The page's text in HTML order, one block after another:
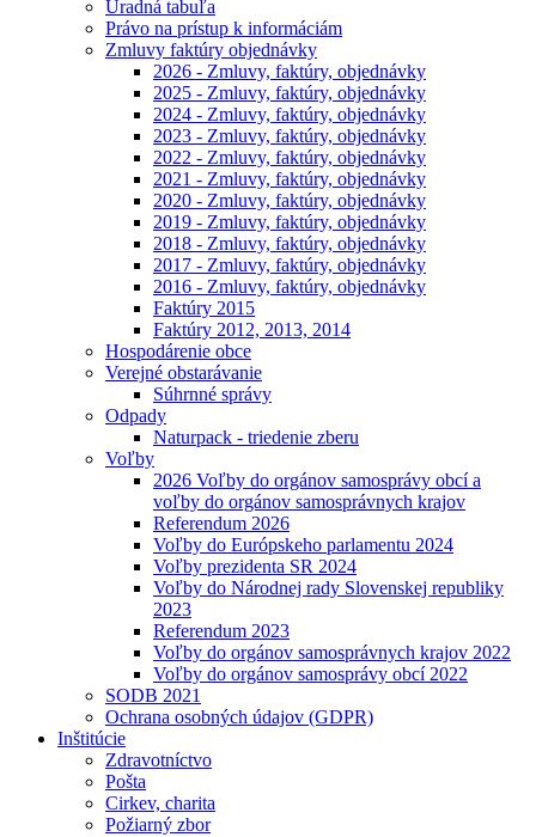
Úradná tabuľa
Právo na prístup k informáciám
Zmluvy faktúry objednávky
2026 - Zmluvy, faktúry, objednávky
2025 - Zmluvy, faktúry, objednávky
2024 - Zmluvy, faktúry, objednávky
2023 - Zmluvy, faktúry, objednávky
2022 - Zmluvy, faktúry, objednávky
2021 - Zmluvy, faktúry, objednávky
2020 - Zmluvy, faktúry, objednávky
2019 - Zmluvy, faktúry, objednávky
2018 - Zmluvy, faktúry, objednávky
2017 - Zmluvy, faktúry, objednávky
2016 - Zmluvy, faktúry, objednávky
Faktúry 2015
Faktúry 2012, 2013, 2014
Hospodárenie obce
Verejné obstarávanie
Súhrnné správy
Odpady
Naturpack - triedenie zberu
Voľby
2026 Voľby do orgánov samosprávy obcí a
voľby do orgánov samosprávnych krajov
Referendum 2026
Voľby do Európskeho parlamentu 2024
Voľby prezidenta SR 2024
Voľby do Národnej rady Slovenskej republiky
2023
Referendum 2023
Voľby do orgánov samosprávnych krajov 2022
Voľby do orgánov samosprávy obcí 2022
SODB 2021
Ochrana osobných údajov (GDPR)
Inštitúcie
Zdravotníctvo
Pošta
Cirkev, charita
Požiarný zbor